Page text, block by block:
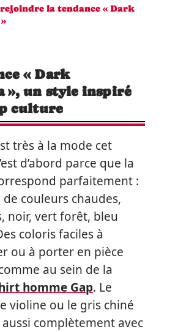
la tendance « Dark
« Dark
», un style inspiré
culture
très à la mode cet
d’abord parce que la
parfaitement :
couleurs chaudes,
noir, vert forêt, bleu
coloris faciles à
ou à porter en pièce
au sein de la
homme Gap. Le
violine ou le gris chiné
aussi complètement avec